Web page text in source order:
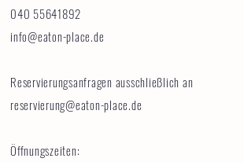
040 55641892
info@eaton-place.de
Reservierungsanfragen ausschließlich an
reservierung@eaton-place.de
Öffnungszeiten: